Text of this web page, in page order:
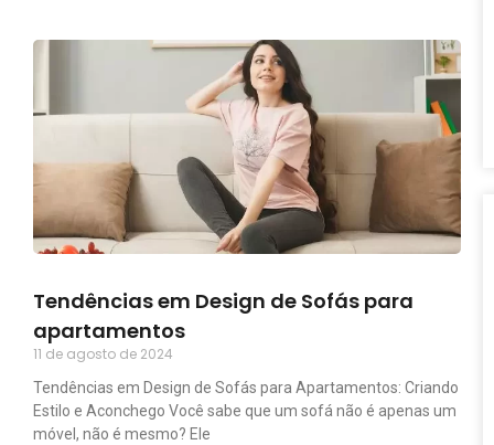
Tendências em Design de Sofás para
apartamentos
11 de agosto de 2024
Tendências em Design de Sofás para Apartamentos: Criando
Estilo e Aconchego Você sabe que um sofá não é apenas um
móvel, não é mesmo? Ele